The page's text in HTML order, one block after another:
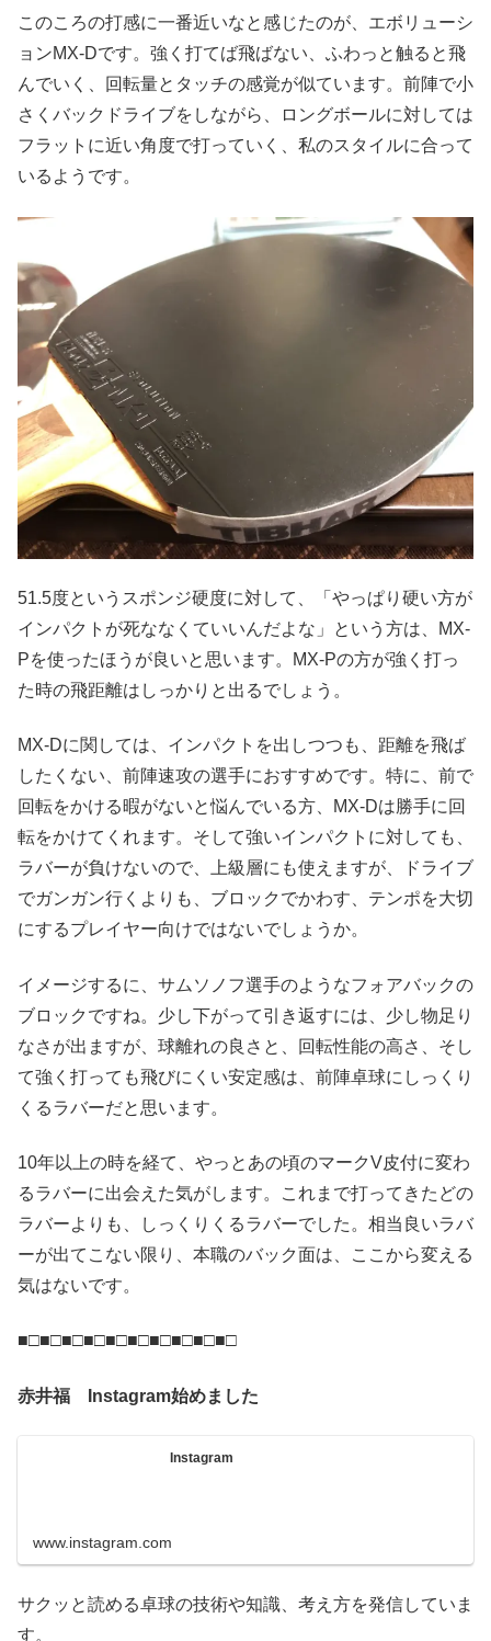
このころの打感に一番近いなと感じたのが、エボリューシ
ョンMX-Dです。強く打てば飛ばない、ふわっと触ると飛
んでいく、回転量とタッチの感覚が似ています。前陣で小
さくバックドライブをしながら、ロングボールに対しては
フラットに近い角度で打っていく、私のスタイルに合って
いるようです。
51.5度というスポンジ硬度に対して、「やっぱり硬い方が
インパクトが死ななくていいんだよな」という方は、MX-
Pを使ったほうが良いと思います。MX-Pの方が強く打っ
た時の飛距離はしっかりと出るでしょう。
MX-Dに関しては、インパクトを出しつつも、距離を飛ば
したくない、前陣速攻の選手におすすめです。特に、前で
回転をかける暇がないと悩んでいる方、MX-Dは勝手に回
転をかけてくれます。そして強いインパクトに対しても、
ラバーが負けないので、上級層にも使えますが、ドライブ
でガンガン行くよりも、ブロックでかわす、テンポを大切
にするプレイヤー向けではないでしょうか。
イメージするに、サムソノフ選手のようなフォアバックの
ブロックですね。少し下がって引き返すには、少し物足り
なさが出ますが、球離れの良さと、回転性能の高さ、そし
て強く打っても飛びにくい安定感は、前陣卓球にしっくり
くるラバーだと思います。
10年以上の時を経て、やっとあの頃のマークV皮付に変わ
るラバーに出会えた気がします。これまで打ってきたどの
ラバーよりも、しっくりくるラバーでした。相当良いラバ
ーが出てこない限り、本職のバック面は、ここから変える
気はないです。
■□■□■□■□■□■□■□■□■□■□
赤井福 Instagram始めました
Instagram
www.instagram.com
サクッと読める卓球の技術や知識、考え方を発信していま
す。